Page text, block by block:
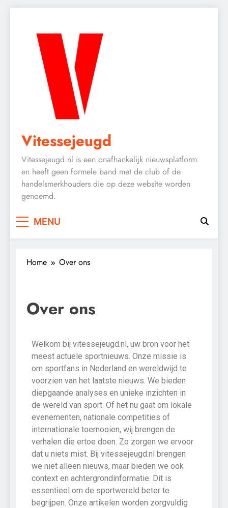
Vitessejeugd
Vitessejeugd.nl is een onafhankelijk nieuwsplatform
en heeft geen formele band met de club of de
handelsmerkhouders die op deze website worden
genoemd.
MENU
Home Over ons
Over ons
Welkom bij vitessejeugd.nl, uw bron voor het
meest actuele sportnieuws. Onze missie is
om sportfans in Nederland en wereldwijd te
voorzien van het laatste nieuws. We bieden
diepgaande analyses en unieke inzichten in
de wereld van sport. Of het nu gaat om lokale
evenementen, nationale competities of
internationale toernooien, wij brengen de
verhalen die ertoe doen. Zo zorgen we ervoor
dat u niets mist. Bij vitessejeugd.nl brengen
we niet alleen nieuws, maar bieden we ook
context en achtergrondinformatie. Dit is
essentieel om de sportwereld beter te
begrijpen. Onze artikelen worden zorgvuldig